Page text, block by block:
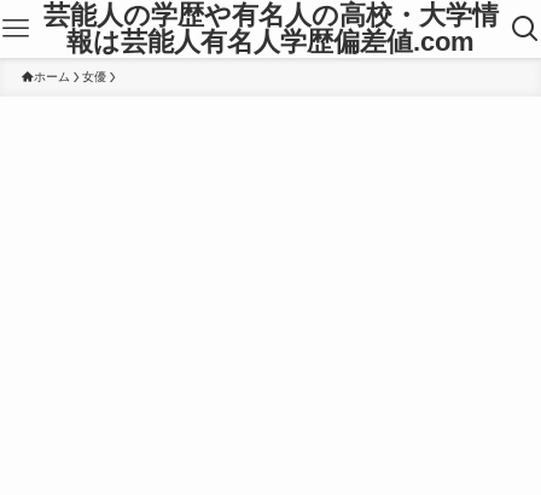
芸能人の学歴や有名人の高校・大学情
報は芸能人有名人学歴偏差値.com
ホーム 女優